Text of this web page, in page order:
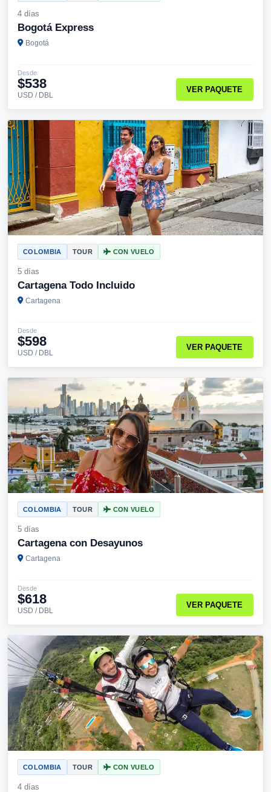
4 días
Bogotá Express
Bogotá
Desde
$538
USD / DBL
VER PAQUETE
COLOMBIA TOUR CON VUELO
5 días
Cartagena Todo Incluido
Cartagena
Desde
$598
USD / DBL
VER PAQUETE
COLOMBIA TOUR CON VUELO
5 días
Cartagena con Desayunos
Cartagena
Desde
$618
USD / DBL
VER PAQUETE
COLOMBIA TOUR CON VUELO
4 días